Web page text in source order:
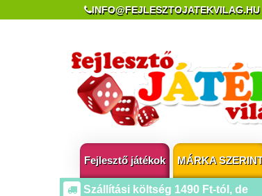
INFO@FEJLESZTOJATEKVILAG.HU
Fejlesztő játékok MÁRKA
Szállítási költség 1490 Ft-tól, de